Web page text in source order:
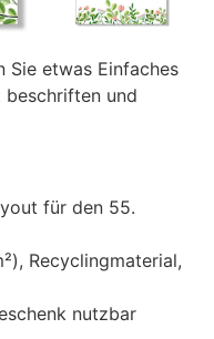
Sie etwas Einfaches
beschriften und
für den 55.
Recyclingmaterial,
nutzbar